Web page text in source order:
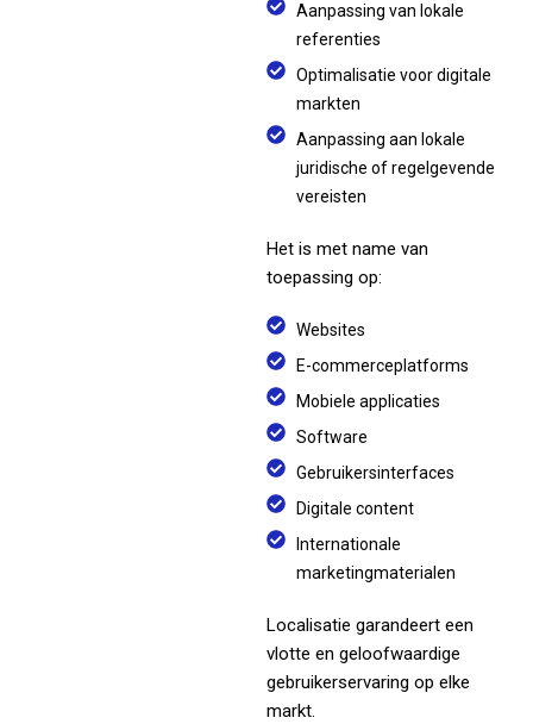
Aanpassing van lokale
referenties
Optimalisatie voor digitale
markten
Aanpassing aan lokale
juridische of regelgevende
vereisten
Het is met name van
toepassing op:
Websites
E-commerceplatforms
Mobiele applicaties
Software
Gebruikersinterfaces
Digitale content
Internationale
marketingmaterialen
Localisatie garandeert een
vlotte en geloofwaardige
gebruikerservaring op elke
markt.